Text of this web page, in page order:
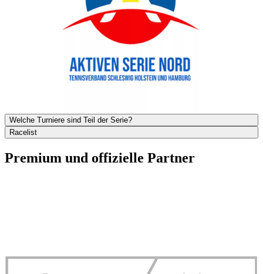
Welche Turniere sind Teil der Serie?
Racelist
Premium und offizielle Partner